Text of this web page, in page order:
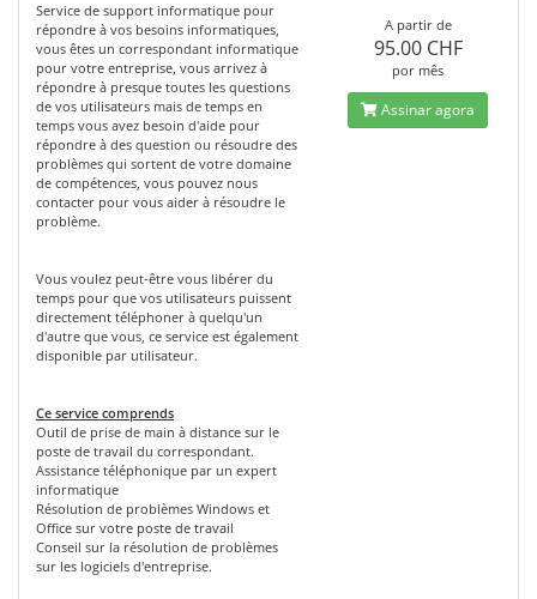
Service de support informatique pour
répondre à vos besoins informatiques,
vous êtes un correspondant informatique
pour votre entreprise, vous arrivez à
répondre à presque toutes les questions
de vos utilisateurs mais de temps en
temps vous avez besoin d'aide pour
répondre à des question ou résoudre des
problèmes qui sortent de votre domaine
de compétences, vous pouvez nous
contacter pour vous aider à résoudre le
problème.
Vous voulez peut-être vous libérer du
temps pour que vos utilisateurs puissent
directement téléphoner à quelqu'un
d'autre que vous, ce service est également
disponible par utilisateur.
Ce service comprends
Outil de prise de main à distance sur le
poste de travail du correspondant.
Assistance téléphonique par un expert
informatique
Résolution de problèmes Windows et
Office sur votre poste de travail
Conseil sur la résolution de problèmes
sur les logiciels d'entreprise.
A partir de
95.00 CHF
por mês
Assinar agora